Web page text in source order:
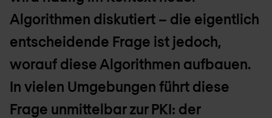
Algorithmen diskutiert – die eigentlich
entscheidende Frage ist jedoch,
worauf diese Algorithmen aufbauen.
In vielen Umgebungen führt diese
Frage unmittelbar zur PKI: der